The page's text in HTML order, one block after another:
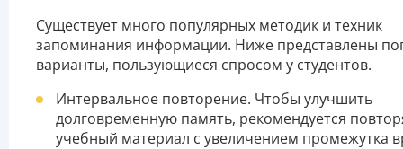
Существует много популярных методик и техник
запоминания информации. Ниже представлены
варианты, пользующиеся спросом у студентов.
Интервальное повторение. Чтобы улучшить
долговременную память, рекомендуется
учебный материал с увеличением промежутка